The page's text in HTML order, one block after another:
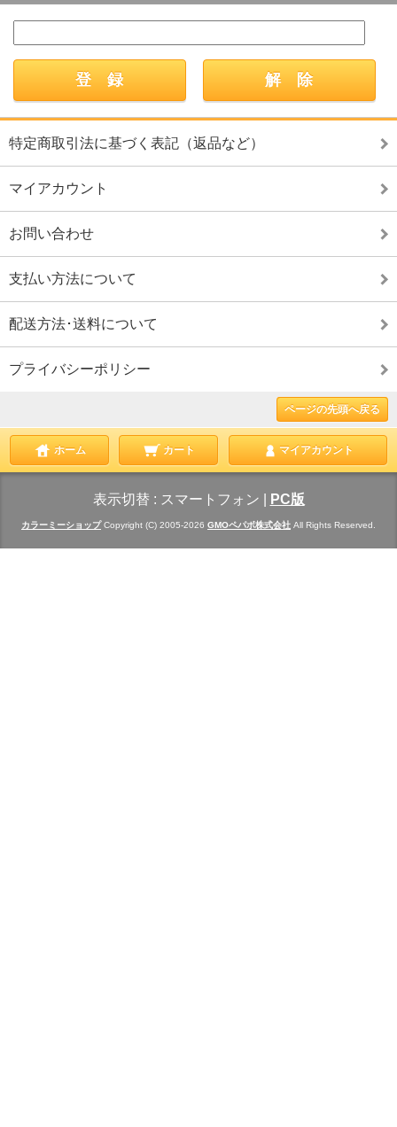
特定商取引法に基づく表記（返品など）
マイアカウント
お問い合わせ
支払い方法について
配送方法･送料について
プライバシーポリシー
ページの先頭へ戻る
ホーム カート マイアカウント
表示切替 : スマートフォン PC版
カラーミーショップCopyright (C) 2005-2026 GMOペパボ株式会社 All Rights Reserved.